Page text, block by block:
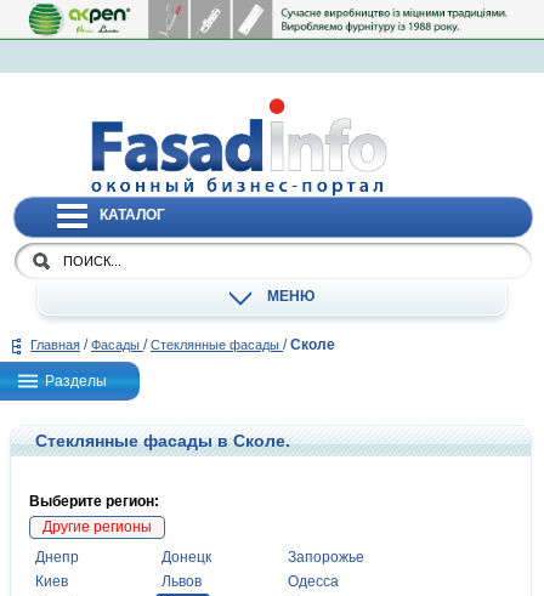
КАТАЛОГ
МЕНЮ
Главная / Фасады / Стеклянные фасады / Сколе
Разделы
Стеклянные фасады в Сколе.
Выберите регион:
Другие регионы
Днепр
Донецк
Запорожье
Киев
Львов
Одесса